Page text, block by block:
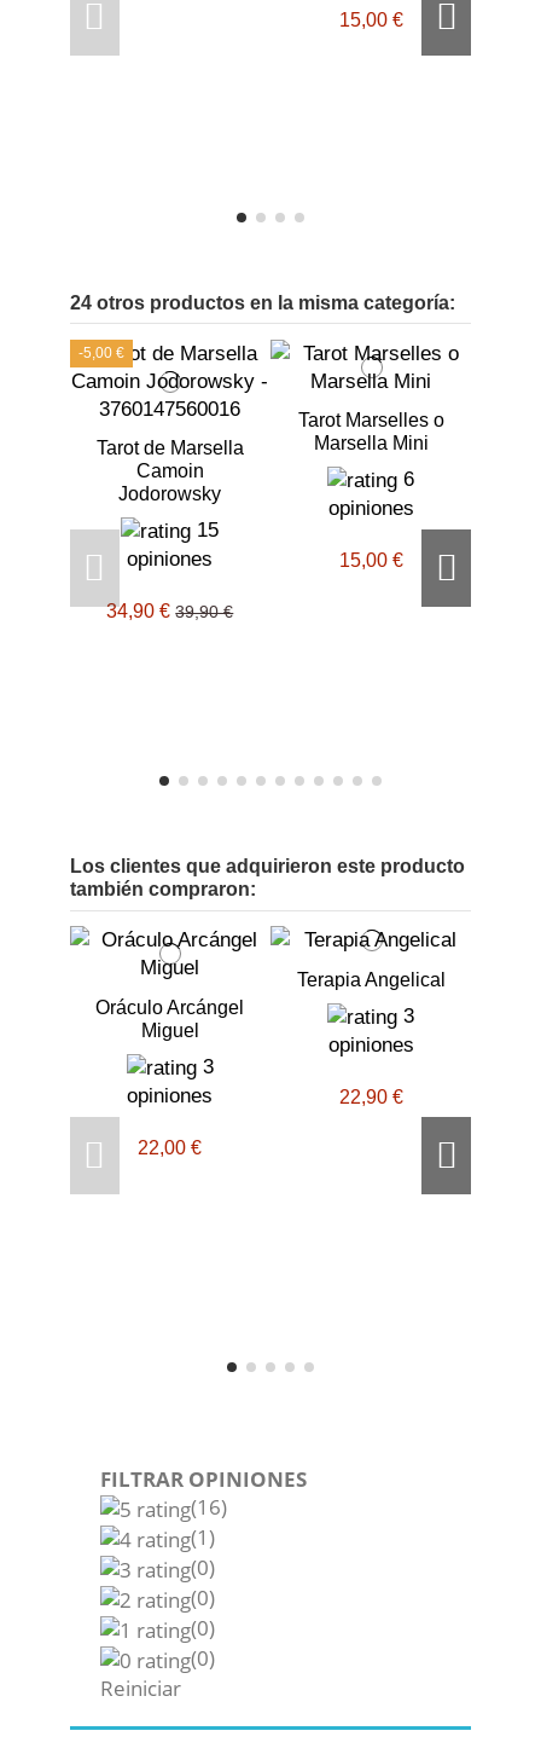
15,00 €
24 otros productos en la misma categoría:
-5,00 €
Tarot de Marsella
Camoin
Jodorowsky
15
opiniones
34,90 €39,90 €
Tarot Marselles o
Marsella Mini
6
opiniones
15,00 €
Los clientes que adquirieron este producto
también compraron:
Oráculo Arcángel
Miguel
3
opiniones
22,00 €
Terapia Angelical
3
opiniones
22,90 €
FILTRAR OPINIONES
(16)
(1)
(0)
(0)
(0)
(0)
Reiniciar